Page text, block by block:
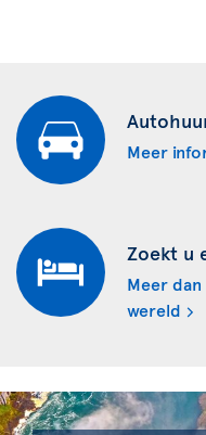
Meer
Zoekt u
Meer
wereld